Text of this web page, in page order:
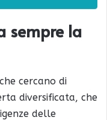
sempre la
cercano di
diversificata, che
delle